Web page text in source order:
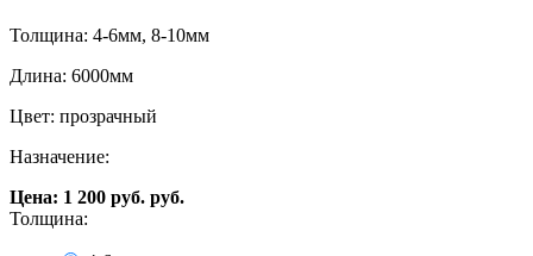
Толщина: 4-6мм, 8-10мм
Длина: 6000мм
Цвет: прозрачный
Назначение:
Цена: 1 200 руб. руб.
Толщина: